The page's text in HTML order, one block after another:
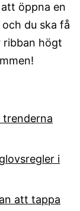
öppna en
du ska få
ribban högt
trenderna
i
att tappa